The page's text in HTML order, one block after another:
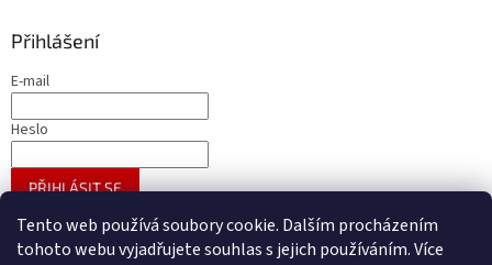
Tento web používá soubory cookie. Dalším procházením
tohoto webu vyjadřujete souhlas s jejich používáním. Více
Přihlášení
E-mail
Heslo
PŘIHLÁSIT SE
Nová registraceZapomenuté heslo